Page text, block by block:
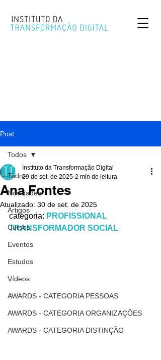
Post
Todos
Novidades
Artigos
Cursos
Eventos
Estudos
Vídeos
AWARDS - CATEGORIA PESSOAS
AWARDS - CATEGORIA ORGANIZAÇÕES
AWARDS - CATEGORIA DISTINÇÃO
Todos
Ana Fontes
Instituto da Transformação Digital
29 de set. de 2025 2 min de leitura
Atualizado: 30 de set. de 2025
categoria: PROFISSIONAL
TRANSFORMADOR SOCIAL